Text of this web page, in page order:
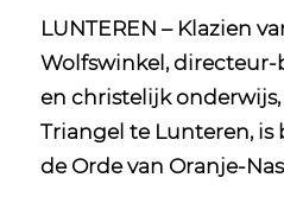
LUNTEREN – Klazien
Wolfswinkel,
en christelijk onderwijs,
Triangel te Lunteren,
de Orde van Oranje-